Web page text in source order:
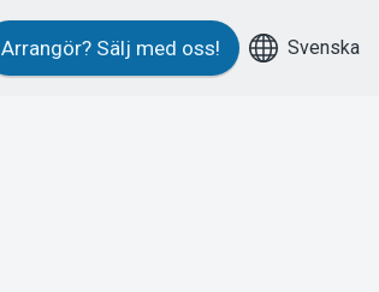
Arrangör? Sälj med oss! Svenska